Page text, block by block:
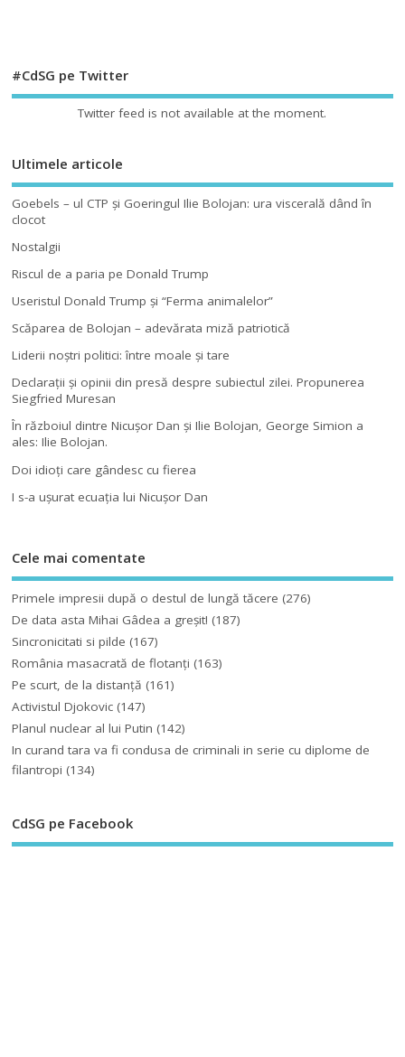
#CdSG pe Twitter
Twitter feed is not available at the moment.
Ultimele articole
Goebels – ul CTP şi Goeringul Ilie Bolojan: ura viscerală dând în
clocot
Nostalgii
Riscul de a paria pe Donald Trump
Useristul Donald Trump şi “Ferma animalelor”
Scăparea de Bolojan – adevărata miză patriotică
Liderii noştri politici: între moale şi tare
Declaraţii şi opinii din presă despre subiectul zilei. Propunerea
Siegfried Muresan
În războiul dintre Nicuşor Dan şi Ilie Bolojan, George Simion a
ales: Ilie Bolojan.
Doi idioţi care gândesc cu fierea
I s-a uşurat ecuaţia lui Nicuşor Dan
Cele mai comentate
Primele impresii după o destul de lungă tăcere (276)
De data asta Mihai Gâdea a greşit! (187)
Sincronicitati si pilde (167)
România masacrată de flotanţi (163)
Pe scurt, de la distanță (161)
Activistul Djokovic (147)
Planul nuclear al lui Putin (142)
In curand tara va fi condusa de criminali in serie cu diplome de
filantropi (134)
CdSG pe Facebook